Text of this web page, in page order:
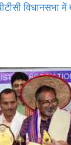
विधानसभा